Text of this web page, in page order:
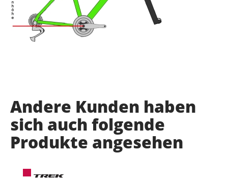
Andere Kunden haben
sich auch folgende
Produkte angesehen